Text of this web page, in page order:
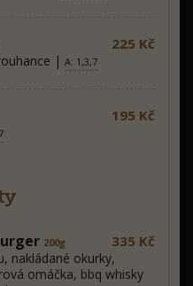
225 Kč
| A: 1,3,7
195 Kč
200g 335 Kč
nakládané okurky,
omáčka, bbq whisky